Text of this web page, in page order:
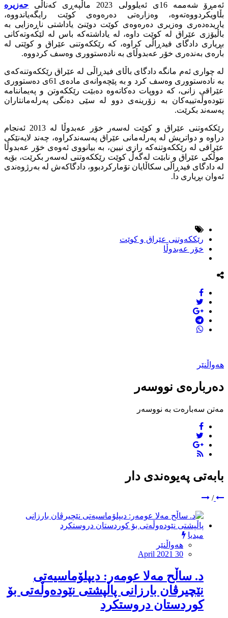
ئەمڕۆ شەممە 16ی ئەیلوولی 2023 ماڵپەڕی كەناڵی
جەزیرە
بڵاویكردووەتەوە، وەزارەتی دەرەوەی كوێت رایگەیاندووە،
یاریدەدەری وەزیری دەرەوەی كوێت دوێنێ‌ یاداشتی ناڕەزایی بە
باڵیۆزی عێراق لە كوێت داوە، لە یاداشتەكە باس لە لێكەوتەكانی
بڕیاری دادگای فیدڕاڵی كراوە، كە رێككەوتنی عێراق و كوێتی لە
بارەی بەندەری خۆر عەبدوڵاى بە نادەستووری وەسف كردووە.
لە چواری ئەم مانگە دادگای باڵای فیدڕاڵی لە عێراق رێككەوتنەكەی
بە نادەستووری وەسف كرد و بە پێچەوانەی مادەی 61ی دەستووری
عێراقی زانی، كە دووپات دەكاتەوە دەبێت رێككەوتن و پەیماننامە
نێودەوڵەتییەكان بە زۆرینەی دوو لە سێی دەنگی پەرلەمانتاران
پەسەند بكرێت.
رێككەوتنی عێراق و كوێت لەسەر خۆر عەبدوڵا لە 2013 ئەنجام
دراوە و دواتریش لە پەرلەمانی عێراق پەسەندكراوە، چەند لایەنێكی
عێراقی لە رێككەوتنەكە رازی نیین، بە بیانووی ئەوەی خۆر عەبدوڵا
موڵكی عێراق و نابێت لەگەڵ كوێت رێككەوتنی لەسەر بكرێت، بۆیە
لە دادگای فیدڕاڵی سكاڵایان تۆماركردبوو، دادگاكەش لە بەرژوەندی
ئەوان بڕیاری دا.
رێككەوتنی عێراق و كوێت
خۆر عەبدوڵا
هەواڵنێر
دەربارەی نووسەر
مەتن سەبارەت بە نووسەر
بابەتی پەیوەندی دار
/
میدیا
هەواڵنێر
April 2021 30
د. ساڵح مەلا عومەر: دیپلۆماسیەتى
نێچیرڤان بارزانى پاڵپشتى نێودەوڵەتى بۆ
کوردستان دروستکرد